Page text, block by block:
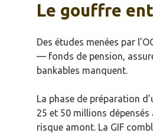
Le gouffre
Des études menées par
— fonds de pension,
bankables manquent.
La phase de préparation
25 et 50 millions dépensés
risque amont. La GIF